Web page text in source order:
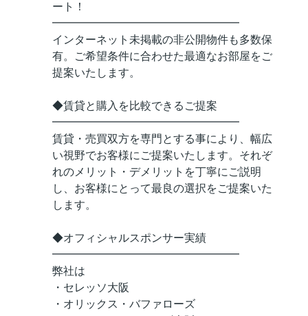
ート！
━━━━━━━━━━━━━━━━━
インターネット未掲載の非公開物件も多数保
有。ご希望条件に合わせた最適なお部屋をご
提案いたします。
◆賃貸と購入を比較できるご提案
━━━━━━━━━━━━━━━━━
賃貸・売買双方を専門とする事により、幅広
い視野でお客様にご提案いたします。それぞ
れのメリット・デメリットを丁寧にご説明
し、お客様にとって最良の選択をご提案いた
します。
◆オフィシャルスポンサー実績
━━━━━━━━━━━━━━━━━
弊社は
・セレッソ大阪
・オリックス・バファローズ